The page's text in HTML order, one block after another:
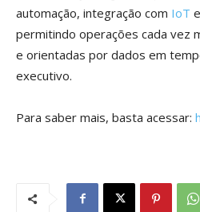
automação, integração com IoT
permitindo operações cada vez
e orientadas por dados em
executivo.
Para saber mais, basta acessar: